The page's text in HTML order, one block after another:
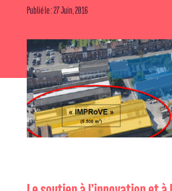
Publié le : 27 Juin, 2016